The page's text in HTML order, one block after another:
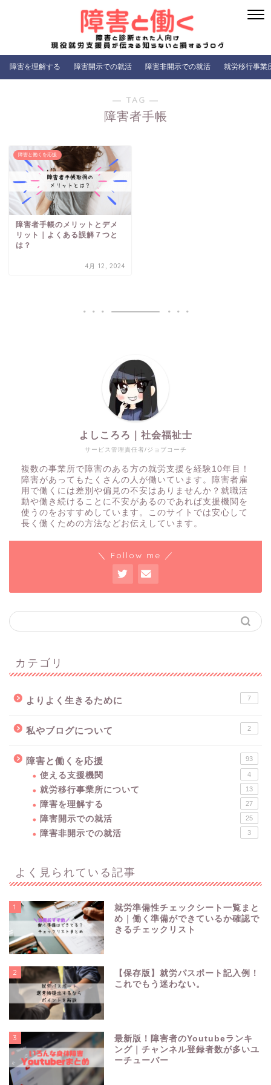
障害を理解する 障害開示での就活 障害非開示での就活 就労移行事業
― TAG ―
障害者手帳
障害と働くを応援
障害者手帳のメリットとデメ
リット｜よくある誤解７つと
は？
4月 12, 2024
サービス管理責任者/ジョブコーチ
よしころろ｜社会福祉士
複数の事業所で障害のある方の就労支援を経験10年目！
障害があってもたくさんの人が働いています。障害者雇
用で働くには差別や偏見の不安はありませんか？就職活
動や働き続けることに不安があるのであれば支援機関を
使うのをおすすめしています。このサイトでは安心して
長く働くための方法などお伝えしています。
＼ Follow me ／
カテゴリ
よりよく生きるために 7
私やブログについて 2
障害と働くを応援 93
使える支援機関 4
就労移行事業所について 13
障害を理解する 27
障害開示での就活 25
障害非開示での就活 3
よく見られている記事
1
就労準備性チェックシート一覧まと
め｜働く準備ができているか確認で
きるチェックリスト
2
【保存版】就労パスポート記入例！
これでもう迷わない。
3
最新版！障害者のYoutubeランキ
ング｜チャンネル登録者数が多いユ
ーチューバー
障害を理解する